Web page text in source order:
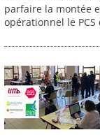
parfaire la montée
opérationnel le